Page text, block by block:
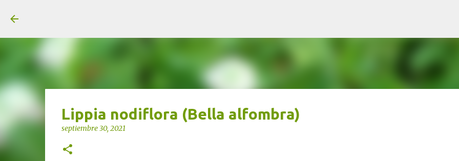
Lippia nodiflora (Bella alfombra)
septiembre 30, 2021